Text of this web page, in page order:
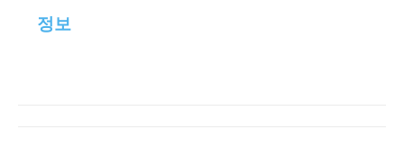
정보